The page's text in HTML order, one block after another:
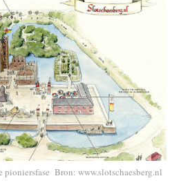
pioniersfase Bron: www.slotschaesberg.nl